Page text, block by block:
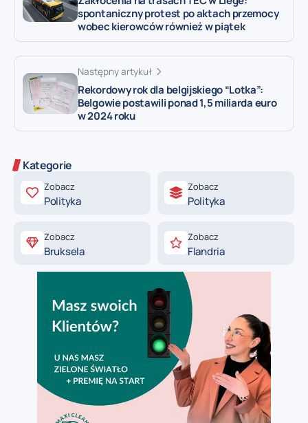
spontaniczny protest po aktach przemocy
wobec kierowców również w piątek
Następny artykuł
Rekordowy rok dla belgijskiego “Lotka”:
Belgowie postawili ponad 1,5 miliarda euro
w 2024 roku
Kategorie
Zobacz
Polityka
Zobacz
Polityka
Zobacz
Bruksela
Zobacz
Flandria